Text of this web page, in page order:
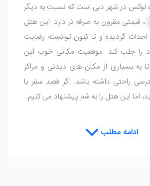
، قیمتی مقرون به صرفه تر دارد. این هتل
در 19 نوامبر 1014 احداث گردیده و تا کنون توانسته رضایت
را جلب کند. موقعیت مکانی خوب این
به بسیاری از مکان های دیدنی و مراکز
راحتی داشته باشد. اگر قصد سفر با
اما این هتل را به شم پیشنهاد می کنیم.
هتل قایا گرند دبی
ادامه مطلب